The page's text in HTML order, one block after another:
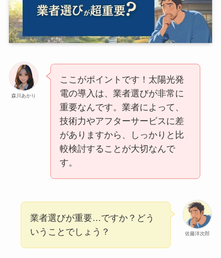
森川あかり
ここがポイントです！太陽光発
電の導入は、業者選びが非常に
重要なんです。業者によって、
技術力やアフターサービスに差
がありますから、しっかりと比
較検討することが大切なんで
す。
佐藤洋次郎
業者選びが重要…ですか？どう
いうことでしょう？